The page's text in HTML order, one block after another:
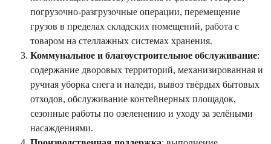
погрузочно-разгрузочные операции, перемещение
грузов в пределах складских помещений, работа с
товаром на стеллажных системах хранения.
Коммунальное и благоустроительное обслуживание:
содержание дворовых территорий, механизированная и
ручная уборка снега и наледи, вывоз твёрдых бытовых
отходов, обслуживание контейнерных площадок,
сезонные работы по озеленению и уходу за зелёными
насаждениями.